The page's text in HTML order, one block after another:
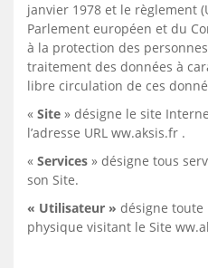
janvier 1978 et le règlement
Parlement européen et du
à la protection des
traitement des données à
libre circulation de ces
« Site » désigne le site
l’adresse URL ww.aksis.fr .
« Services » désigne tous
son Site.
« Utilisateur » désigne toute
physique visitant le Site